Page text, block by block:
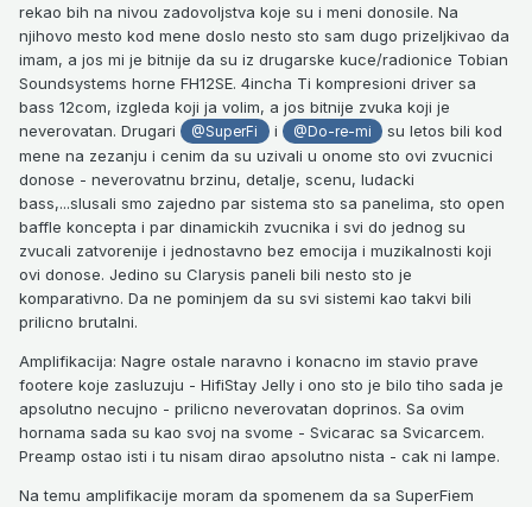
rekao bih na nivou zadovoljstva koje su i meni donosile. Na
njihovo mesto kod mene doslo nesto sto sam dugo prizeljkivao da
imam, a jos mi je bitnije da su iz drugarske kuce/radionice Tobian
Soundsystems horne FH12SE. 4incha Ti kompresioni driver sa
bass 12com, izgleda koji ja volim, a jos bitnije zvuka koji je
neverovatan. Drugari
@SuperFi i @Do-re-mi
su letos bili kod
mene na zezanju i cenim da su uzivali u onome sto ovi zvucnici
donose - neverovatnu brzinu, detalje, scenu, ludacki
bass,...slusali smo zajedno par sistema sto sa panelima, sto open
baffle koncepta i par dinamickih zvucnika i svi do jednog su
zvucali zatvorenije i jednostavno bez emocija i muzikalnosti koji
ovi donose. Jedino su Clarysis paneli bili nesto sto je
komparativno. Da ne pominjem da su svi sistemi kao takvi bili
prilicno brutalni.
Amplifikacija: Nagre ostale naravno i konacno im stavio prave
footere koje zasluzuju - HifiStay Jelly i ono sto je bilo tiho sada je
apsolutno necujno - prilicno neverovatan doprinos. Sa ovim
hornama sada su kao svoj na svome - Svicarac sa Svicarcem.
Preamp ostao isti i tu nisam dirao apsolutno nista - cak ni lampe.
Na temu amplifikacije moram da spomenem da sa SuperFiem